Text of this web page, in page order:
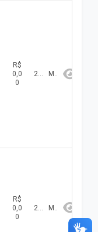
R$
0,0
0
2026 Maio
R$
0,0
0
2026 Maio